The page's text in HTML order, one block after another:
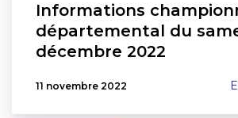
Informations
départemental du
décembre 2022
11 novembre 2022